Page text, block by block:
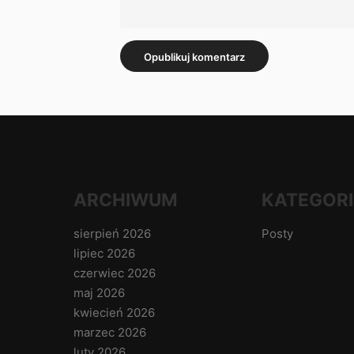
ARCHIWUM
sierpień 2026
lipiec 2026
czerwiec 2026
maj 2026
kwiecień 2026
marzec 2026
Posty